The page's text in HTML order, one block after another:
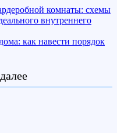
комнаты: схемы
внутреннего
как навести порядок